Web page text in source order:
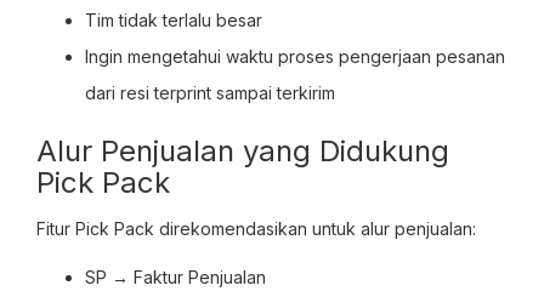
Tim tidak terlalu besar
Ingin mengetahui waktu proses pengerjaan pesanan
dari resi terprint sampai terkirim
Alur Penjualan yang Didukung
Pick Pack
Fitur Pick Pack direkomendasikan untuk alur penjualan:
SP → Faktur Penjualan